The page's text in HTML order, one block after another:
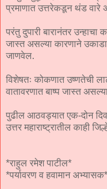
प्रमाणात उत्तरेकडून थंड वारे
परंतु दुपारी बारानंतर
जास्त असल्या कारणाने
जाणवेल.
विशेषतः कोकणात उष्णतेची
वातावरणात बाष्प जास्त
पुढील आठवड्यात एक-दोन
उत्तर महाराष्ट्रातील काही
*राहुल रमेश पाटील*
*पर्यावरण व हवामान अभ्यासक*